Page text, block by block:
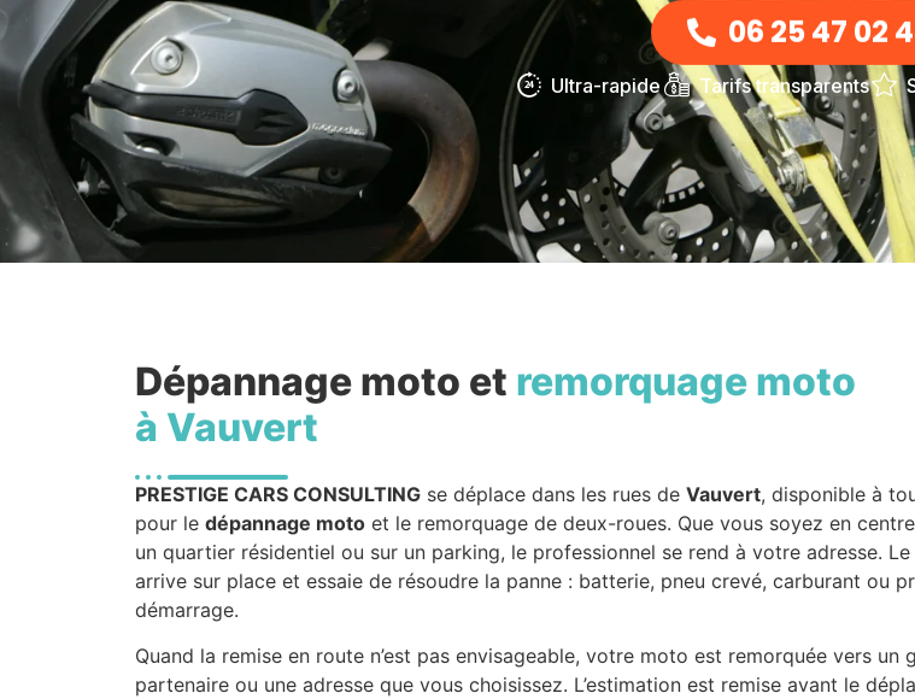
06 25 47 02
Ultra-rapide Tarifs transparents
Dépannage moto et remorquage moto
à Vauvert
PRESTIGE CARS CONSULTING se déplace dans les rues de Vauvert, disponible à
pour le dépannage moto et le remorquage de deux-roues. Que vous soyez en
un quartier résidentiel ou sur un parking, le professionnel se rend à votre adresse. Le
arrive sur place et essaie de résoudre la panne : batterie, pneu crevé, carburant ou
démarrage.
Quand la remise en route n’est pas envisageable, votre moto est remorquée vers un
partenaire ou une adresse que vous choisissez. L’estimation est remise avant le